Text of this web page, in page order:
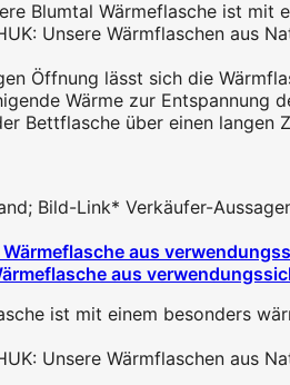
Blumtal Wärmeflasche ist
Unsere Wärmflaschen
Öffnung lässt sich die
Wärme zur
Bettflasche über einen
Bild-Link* Verkäufer-
aus
ist mit einem besonders
Unsere Wärmflaschen